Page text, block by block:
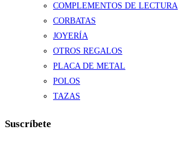
COMPLEMENTOS DE LECTURA
CORBATAS
JOYERÍA
OTROS REGALOS
PLACA DE METAL
POLOS
TAZAS
Suscríbete